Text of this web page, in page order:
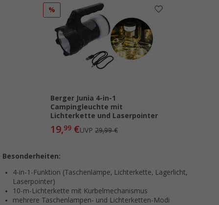
%
Berger Junia 4-in-1
Campingleuchte mit
Lichterkette und Laserpointer
19,99 €UVP 29,99 €
Besonderheiten:
4-in-1-Funktion (Taschenlampe, Lichterkette, Lagerlicht,
Laserpointer)
10-m-Lichterkette mit Kurbelmechanismus
mehrere Taschenlampen- und Lichterketten-Modi